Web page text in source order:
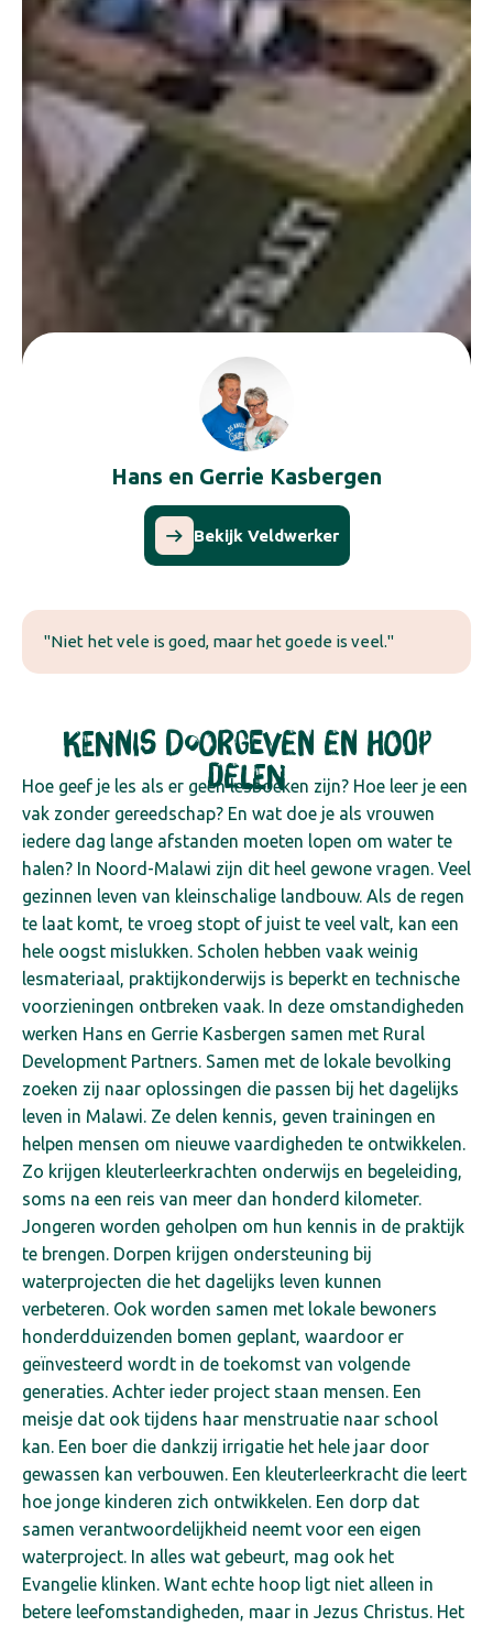
Hans en Gerrie Kasbergen
Bekijk Veldwerker
"Niet het vele is goed, maar het goede is veel."
Kennis doorgeven en hoop
delen
Hoe geef je les als er geen lesboeken zijn? Hoe leer je een
vak zonder gereedschap? En wat doe je als vrouwen
iedere dag lange afstanden moeten lopen om water te
halen? In Noord-Malawi zijn dit heel gewone vragen. Veel
gezinnen leven van kleinschalige landbouw. Als de regen
te laat komt, te vroeg stopt of juist te veel valt, kan een
hele oogst mislukken. Scholen hebben vaak weinig
lesmateriaal, praktijkonderwijs is beperkt en technische
voorzieningen ontbreken vaak. In deze omstandigheden
werken Hans en Gerrie Kasbergen samen met Rural
Development Partners. Samen met de lokale bevolking
zoeken zij naar oplossingen die passen bij het dagelijks
leven in Malawi. Ze delen kennis, geven trainingen en
helpen mensen om nieuwe vaardigheden te ontwikkelen.
Zo krijgen kleuterleerkrachten onderwijs en begeleiding,
soms na een reis van meer dan honderd kilometer.
Jongeren worden geholpen om hun kennis in de praktijk
te brengen. Dorpen krijgen ondersteuning bij
waterprojecten die het dagelijks leven kunnen
verbeteren. Ook worden samen met lokale bewoners
honderdduizenden bomen geplant, waardoor er
geïnvesteerd wordt in de toekomst van volgende
generaties. Achter ieder project staan mensen. Een
meisje dat ook tijdens haar menstruatie naar school
kan. Een boer die dankzij irrigatie het hele jaar door
gewassen kan verbouwen. Een kleuterleerkracht die leert
hoe jonge kinderen zich ontwikkelen. Een dorp dat
samen verantwoordelijkheid neemt voor een eigen
waterproject. In alles wat gebeurt, mag ook het
Evangelie klinken. Want echte hoop ligt niet alleen in
betere leefomstandigheden, maar in Jezus Christus. Het